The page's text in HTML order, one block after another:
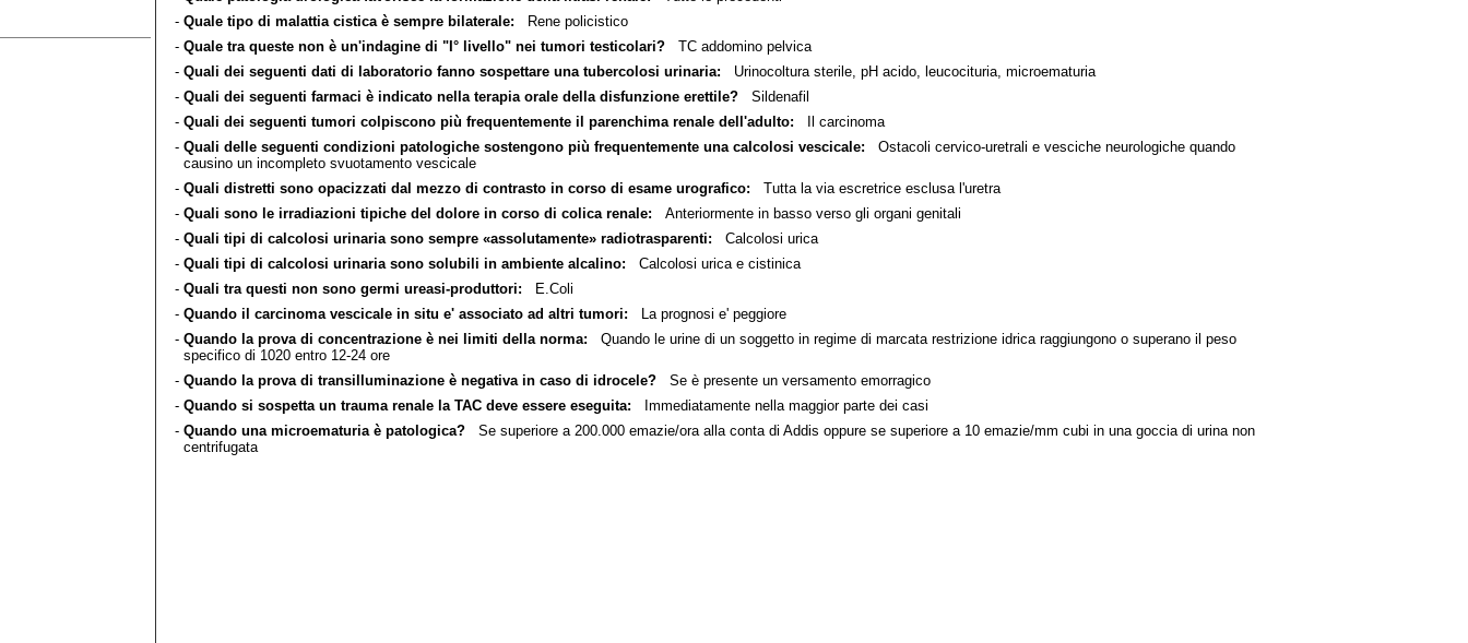
- Quale tipo di malattia cistica è sempre bilaterale: Rene policistico
- Quale tra queste non è un'indagine di "I° livello" nei tumori testicolari?TC addomino pelvica
- Quali dei seguenti dati di laboratorio fanno sospettare una tubercolosi urinaria: Urinocoltura sterile, pH acido, leucocituria, microematuria
- Quali dei seguenti farmaci è indicato nella terapia orale della disfunzione erettile?Sildenafil
- Quali dei seguenti tumori colpiscono più frequentemente il parenchima renale dell'adulto: Il carcinoma
- Quali delle seguenti condizioni patologiche sostengono più frequentemente una calcolosi vescicale: Ostacoli cervico-uretrali e vesciche neurologiche quando
causino un incompleto svuotamento vescicale
- Quali distretti sono opacizzati dal mezzo di contrasto in corso di esame urografico: Tutta la via escretrice esclusa l'uretra
- Quali sono le irradiazioni tipiche del dolore in corso di colica renale: Anteriormente in basso verso gli organi genitali
- Quali tipi di calcolosi urinaria sono sempre «assolutamente» radiotrasparenti: Calcolosi urica
- Quali tipi di calcolosi urinaria sono solubili in ambiente alcalino: Calcolosi urica e cistinica
- Quali tra questi non sono germi ureasi-produttori: E.Coli
- Quando il carcinoma vescicale in situ e' associato ad altri tumori: La prognosi e' peggiore
- Quando la prova di concentrazione è nei limiti della norma: Quando le urine di un soggetto in regime di marcata restrizione idrica raggiungono o superano il peso
specifico di 1020 entro 12-24 ore
- Quando la prova di transilluminazione è negativa in caso di idrocele?Se è presente un versamento emorragico
- Quando si sospetta un trauma renale la TAC deve essere eseguita: Immediatamente nella maggior parte dei casi
- Quando una microematuria è patologica?Se superiore a 200.000 emazie/ora alla conta di Addis oppure se superiore a 10 emazie/mm cubi in una goccia di urina non
centrifugata